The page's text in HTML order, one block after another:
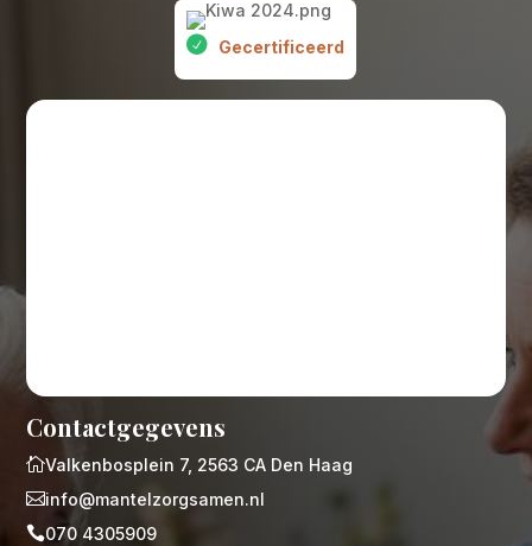
Gecertificeerd
Contactgegevens
Valkenbosplein 7, 2563 CA Den Haag
info@mantelzorgsamen.nl
070 4305909